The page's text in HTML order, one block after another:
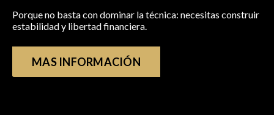
Porque no basta con dominar la técnica: necesitas construir
estabilidad y libertad financiera.
MAS INFORMACIÓN